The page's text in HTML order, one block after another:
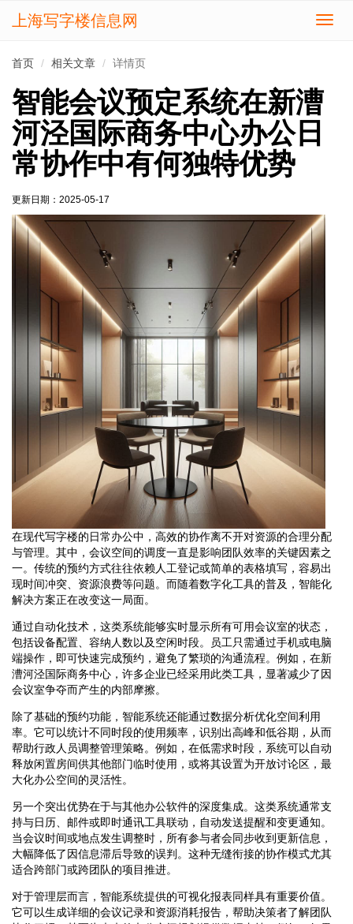
切
上海写字楼信息网
首页 相关文章 详情页
智能会议预定系统在新漕
河泾国际商务中心办公日
常协作中有何独特优势
更新日期： 2025-05-17
在现代写字楼的日常办公中，高效的协作离不开对资源的合理分配
与管理。其中，会议空间的调度一直是影响团队效率的关键因素之
一。传统的预约方式往往依赖人工登记或简单的表格填写，容易出
现时间冲突、资源浪费等问题。而随着数字化工具的普及，智能化
解决方案正在改变这一局面。
通过自动化技术，这类系统能够实时显示所有可用会议室的状态，
包括设备配置、容纳人数以及空闲时段。员工只需通过手机或电脑
端操作，即可快速完成预约，避免了繁琐的沟通流程。例如，在新
漕河泾国际商务中心，许多企业已经采用此类工具，显著减少了因
会议室争夺而产生的内部摩擦。
除了基础的预约功能，智能系统还能通过数据分析优化空间利用
率。它可以统计不同时段的使用频率，识别出高峰和低谷期，从而
帮助行政人员调整管理策略。例如，在低需求时段，系统可以自动
释放闲置房间供其他部门临时使用，或将其设置为开放讨论区，最
大化办公空间的灵活性。
另一个突出优势在于与其他办公软件的深度集成。这类系统通常支
持与日历、邮件或即时通讯工具联动，自动发送提醒和变更通知。
当会议时间或地点发生调整时，所有参与者会同步收到更新信息，
大幅降低了因信息滞后导致的误判。这种无缝衔接的协作模式尤其
适合跨部门或跨团队的项目推进。
对于管理层而言，智能系统提供的可视化报表同样具有重要价值。
它可以生成详细的会议记录和资源消耗报告，帮助决策者了解团队